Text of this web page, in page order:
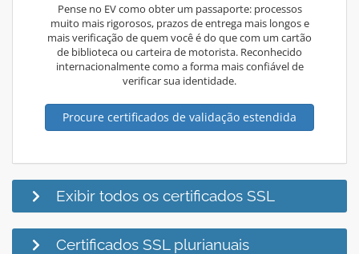
Pense no EV como obter um passaporte: processos
muito mais rigorosos, prazos de entrega mais longos e
mais verificação de quem você é do que com um cartão
de biblioteca ou carteira de motorista. Reconhecido
internacionalmente como a forma mais confiável de
verificar sua identidade.
Procure certificados de validação estendida
Exibir todos os certificados SSL
Certificados SSL plurianuais